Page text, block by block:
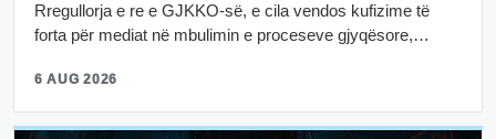
Rregullorja e re e GJKKO-së, e cila vendos kufizime të
forta për mediat në mbulimin e proceseve gjyqësore,…
6 AUG 2026